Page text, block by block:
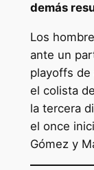
demás
Los
ante un
playoffs de
el colista
la tercera
el once
Gómez y